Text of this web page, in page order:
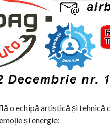
o echipă artistică și
și energie: